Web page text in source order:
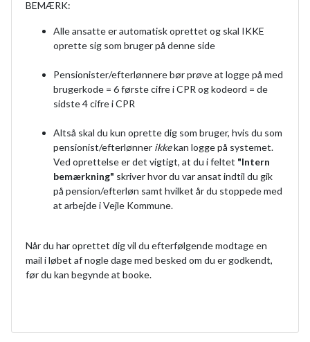
BEMÆRK:
Alle ansatte er automatisk oprettet og skal IKKE
oprette sig som bruger på denne side
Pensionister/efterlønnere bør prøve at logge på med
brugerkode = 6 første cifre i CPR og kodeord = de
sidste 4 cifre i CPR
Altså skal du kun oprette dig som bruger, hvis du som
pensionist/efterlønner ikkekan logge på systemet.
Ved oprettelse er det vigtigt, at du i feltet "Intern
bemærkning" skriver hvor du var ansat indtil du gik
på pension/efterløn samt hvilket år du stoppede med
at arbejde i Vejle Kommune.
Når du har oprettet dig vil du efterfølgende modtage en
mail i løbet af nogle dage med besked om du er godkendt,
før du kan begynde at booke.